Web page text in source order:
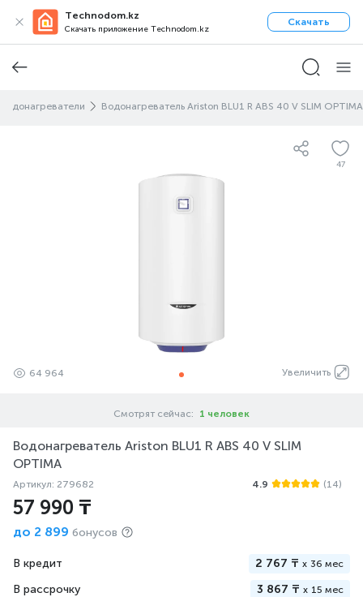
Technodom.kz
Скачать приложение Technodom.kz
Скачать
Водонагреватели Водонагреватель Ariston BLU1 R ABS 40 V SLIM OPTIMA
47
Увеличить
64 964
Смотрят сейчас: 1 человек
Водонагреватель Ariston BLU1 R ABS 40 V SLIM
OPTIMA
Артикул: 279682 4.9 (14)
57 990 ₸
до 2 899 бонусов
В кредит 2 767 ₸ x 36 мес
В рассрочку 3 867 ₸ x 15 мес